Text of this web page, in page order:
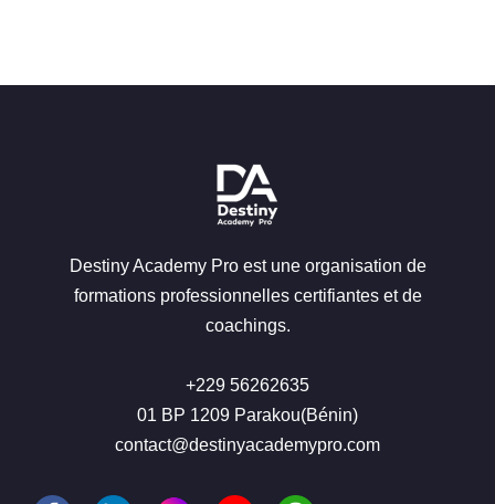
Destiny Academy Pro est une organisation de
formations professionnelles certifiantes et de
coachings.
+229 56262635
01 BP 1209 Parakou(Bénin)
contact@destinyacademypro.com